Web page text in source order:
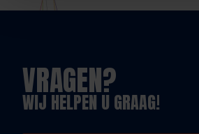
VRAGEN?
WIJ HELPEN U GRAAG!